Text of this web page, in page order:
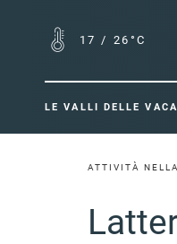
17 / 26°C
LE VALLI DELLE
ATTIVITÀ